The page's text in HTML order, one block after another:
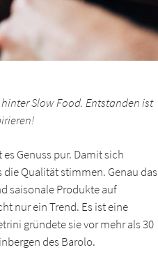
Slow Food. Entstanden ist
Genuss pur. Damit sich
Qualität stimmen. Genau das
saisonale Produkte auf
nur ein Trend. Es ist eine
gründete sie vor mehr als 30
des Barolo.